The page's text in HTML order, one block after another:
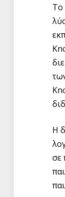
Το
Η
σε